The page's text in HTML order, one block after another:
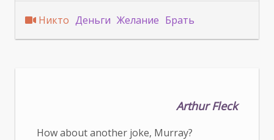
Никто Деньги Желание Брать
Arthur Fleck
How about another joke, Murray?